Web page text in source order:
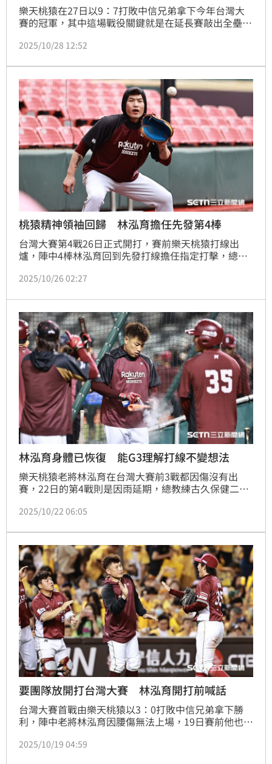
樂天桃猿在27日以9：7打敗中信兄弟拿下今年台灣大
賽的冠軍，其中這場戰役關鍵就是在延長賽敲出全壘打
2025/10/28 12:52
桃猿精神領袖回歸 林泓育擔任先發第4棒
台灣大賽第4戰26日正式開打，賽前樂天桃猿打線出
爐，陣中4棒林泓育回到先發打線擔任指定打擊，總教
2025/10/26 02:27
林泓育身體已恢復 能G3理解打線不變想法
樂天桃猿老將林泓育在台灣大賽前3戰都因傷沒有出
賽，22日的第4戰則是因雨延期，總教練古久保健二也
是選項之一，而本人則說目前身體狀況OK，但還是尊
2025/10/22 06:05
要團隊放開打台灣大賽 林泓育開打前喊話
台灣大賽首戰由樂天桃猿以3：0打敗中信兄弟拿下勝
利，陣中老將林泓育因腰傷無法上場，19日賽前他也談
2025/10/19 04:59